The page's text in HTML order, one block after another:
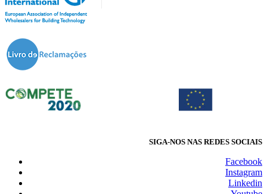
SIGA-NOS NAS REDES SOCIAIS
Facebook
Instagram
Linkedin